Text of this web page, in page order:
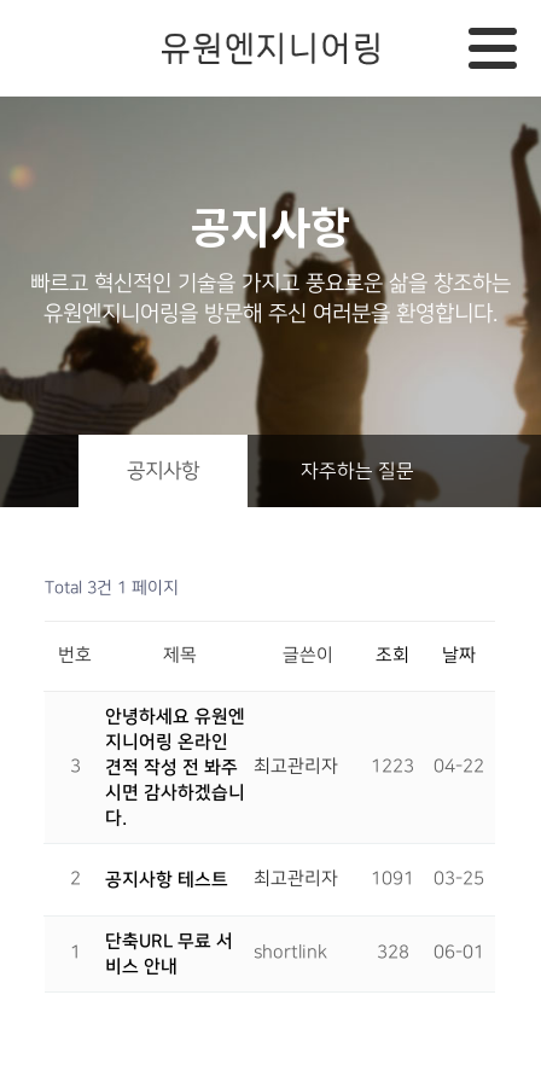
공지사항
빠르고 혁신적인 기술을 가지고 풍요로운 삶을 창조하는
유원엔지니어링을 방문해 주신 여러분을 환영합니다.
공지사항 자주하는 질문
Total 3건 1 페이지
번호 제목 글쓴이 조회 날짜
3
안녕하세요 유원엔
지니어링 온라인
견적 작성 전 봐주
시면 감사하겠습니
다.
최고관리자 1223 04-22
2 공지사항 테스트 최고관리자 1091 03-25
1
단축URL 무료 서
비스 안내
shortlink 328 06-01